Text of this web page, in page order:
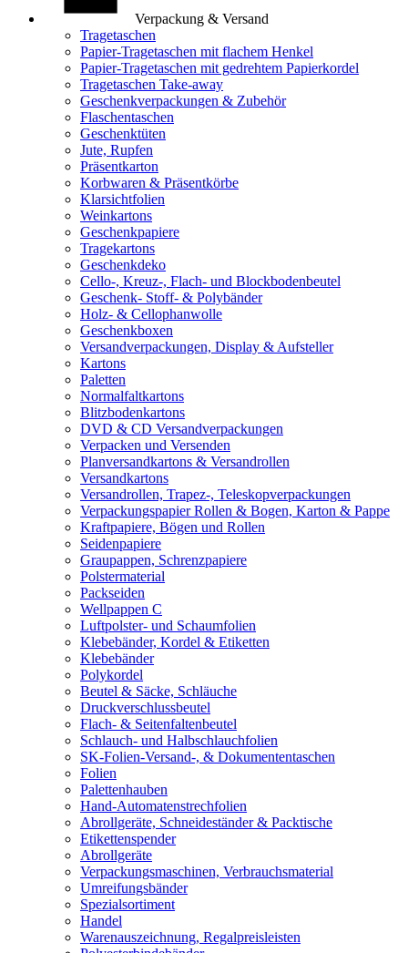
Verpackung & Versand
Tragetaschen
Papier-Tragetaschen mit flachem Henkel
Papier-Tragetaschen mit gedrehtem Papierkordel
Tragetaschen Take-away
Geschenkverpackungen & Zubehör
Flaschentaschen
Geschenktüten
Jute, Rupfen
Präsentkarton
Korbwaren & Präsentkörbe
Klarsichtfolien
Weinkartons
Geschenkpapiere
Tragekartons
Geschenkdeko
Cello-, Kreuz-, Flach- und Blockbodenbeutel
Geschenk- Stoff- & Polybänder
Holz- & Cellophanwolle
Geschenkboxen
Versandverpackungen, Display & Aufsteller
Kartons
Paletten
Normalfaltkartons
Blitzbodenkartons
DVD & CD Versandverpackungen
Verpacken und Versenden
Planversandkartons & Versandrollen
Versandkartons
Versandrollen, Trapez-, Teleskopverpackungen
Verpackungspapier Rollen & Bogen, Karton & Pappe
Kraftpapiere, Bögen und Rollen
Seidenpapiere
Graupappen, Schrenzpapiere
Polstermaterial
Packseiden
Wellpappen C
Luftpolster- und Schaumfolien
Klebebänder, Kordel & Etiketten
Klebebänder
Polykordel
Beutel & Säcke, Schläuche
Druckverschlussbeutel
Flach- & Seitenfaltenbeutel
Schlauch- und Halbschlauchfolien
SK-Folien-Versand-, & Dokumententaschen
Folien
Palettenhauben
Hand-Automatenstrechfolien
Abrollgeräte, Schneideständer & Packtische
Etikettenspender
Abrollgeräte
Verpackungsmaschinen, Verbrauchsmaterial
Umreifungsbänder
Spezialsortiment
Handel
Warenauszeichnung, Regalpreisleisten